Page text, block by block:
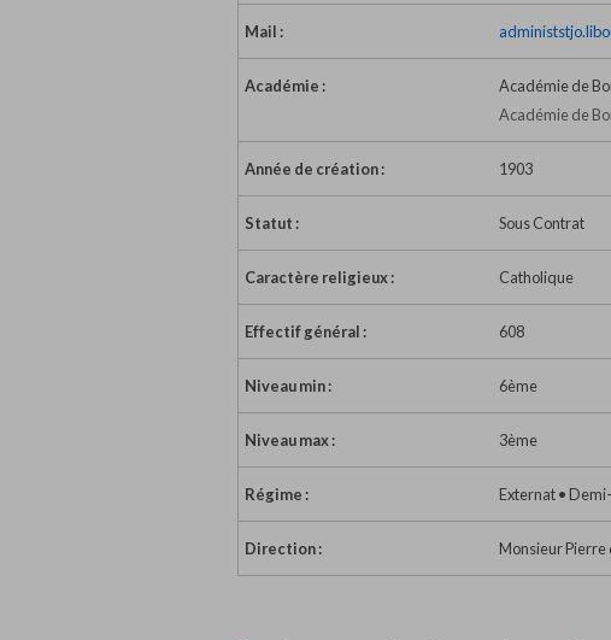
Mail :
Académie :
Académie de
Académie de
Année de création : 1903
Statut : Sous Contrat
Caractère religieux : Catholique
Effectif général : 608
Niveau min : 6ème
Niveau max : 3ème
Régime : Externat •
Direction : Monsieur